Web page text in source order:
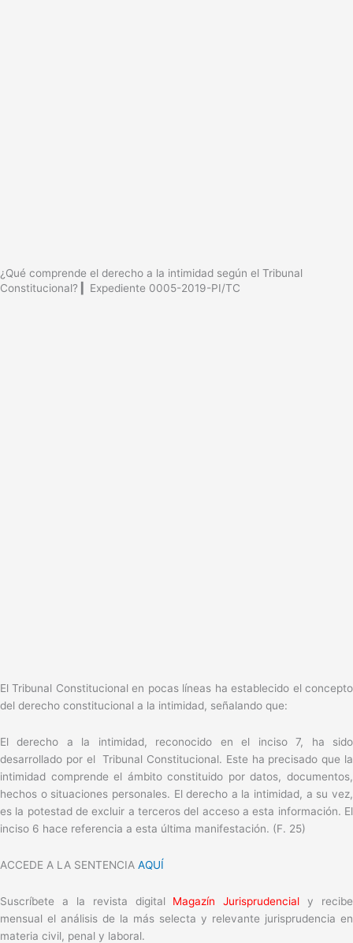
¿Qué comprende el derecho a la intimidad según el Tribunal
Constitucional? ▎Expediente 0005-2019-PI/TC
El Tribunal Constitucional en pocas líneas ha establecido el concepto
del derecho constitucional a la intimidad, señalando que:
El derecho a la intimidad, reconocido en el inciso 7, ha sido
desarrollado por el Tribunal Constitucional. Este ha precisado que la
intimidad comprende el ámbito constituido por datos, documentos,
hechos o situaciones personales. El derecho a la intimidad, a su vez,
es la potestad de excluir a terceros del acceso a esta información. El
inciso 6 hace referencia a esta última manifestación. (F. 25)
ACCEDE A LA SENTENCIA AQUÍ
Suscríbete a la revista digital Magazín Jurisprudencial y recibe
mensual el análisis de la más selecta y relevante jurisprudencia en
materia civil, penal y laboral.